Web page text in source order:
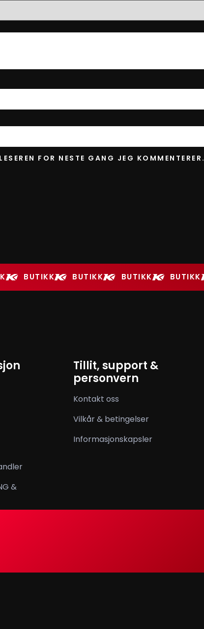
FOR NESTE GANG JEG KOMMENTERER.
BUTIKK BUTIKK BUTIKK BUTIKK
&
Tillit, support &
personvern
Kontakt oss
Vilkår & betingelser
Informasjonskapsler